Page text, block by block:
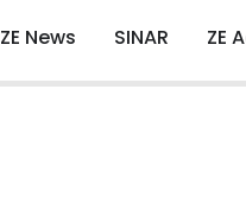
ZE News SINAR ZE